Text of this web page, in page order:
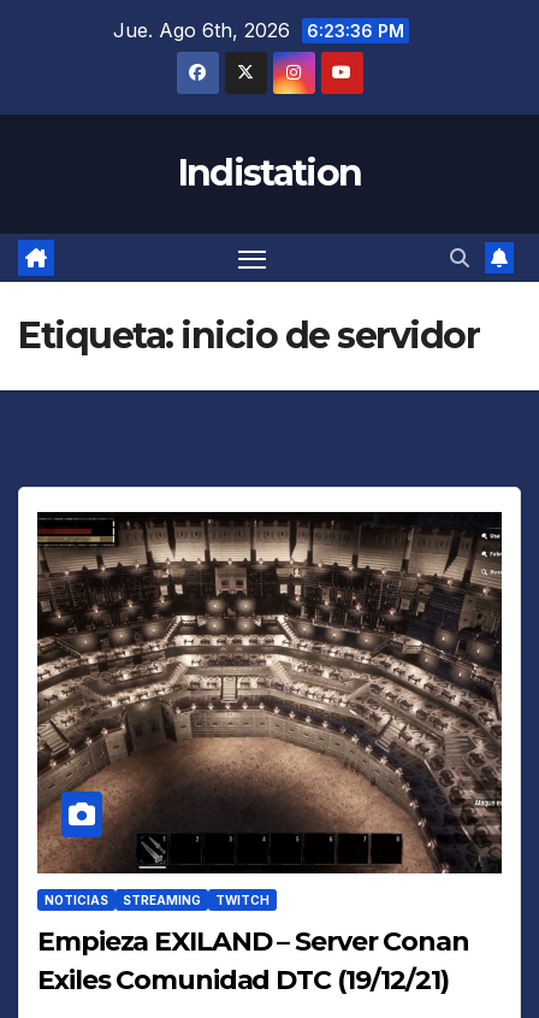
Jue. Ago 6th, 2026 6:23:36 PM
Indistation
Etiqueta: inicio de servidor
NOTICIAS STREAMING TWITCH
Empieza EXILAND – Server Conan
Exiles Comunidad DTC (19/12/21)